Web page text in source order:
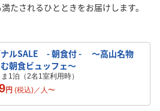
たされるひとときをお届けします。
ナルSALE - 朝食付 - 〜高山名物
朝食ビュッフェ〜
1泊（2名1室利用時）
円 (税込)／ 人〜